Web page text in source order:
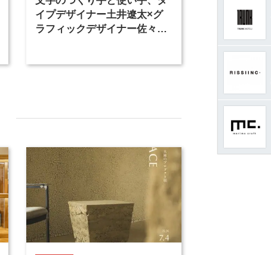
イプデザイナー土井遼太×グ
ラフィックデザイナー佐々木